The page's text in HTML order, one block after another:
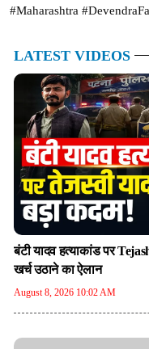
#Maharashtra
LATEST VIDEOS
बंटी यादव हत्याकांड पर
खर्च उठाने का ऐलान
August 8, 2026 10:02 AM